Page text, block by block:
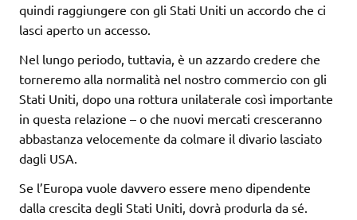
quindi raggiungere con gli Stati Uniti un accordo che ci
lasci aperto un accesso.
Nel lungo periodo, tuttavia, è un azzardo credere che
torneremo alla normalità nel nostro commercio con gli
Stati Uniti, dopo una rottura unilaterale così importante
in questa relazione – o che nuovi mercati cresceranno
abbastanza velocemente da colmare il divario lasciato
dagli USA.
Se l’Europa vuole davvero essere meno dipendente
dalla crescita degli Stati Uniti, dovrà produrla da sé.